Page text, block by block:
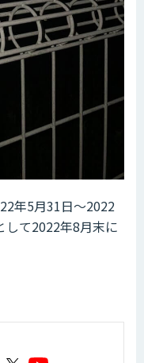
年5月31日〜2022
して2022年8月末に